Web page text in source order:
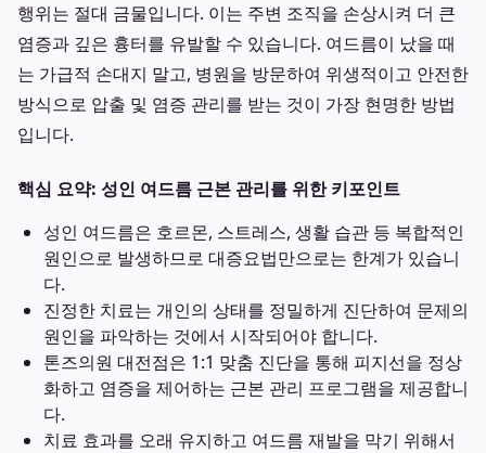
행위는 절대 금물입니다. 이는 주변 조직을 손상시켜 더 큰
염증과 깊은 흉터를 유발할 수 있습니다. 여드름이 났을 때
는 가급적 손대지 말고, 병원을 방문하여 위생적이고 안전한
방식으로 압출 및 염증 관리를 받는 것이 가장 현명한 방법
입니다.
핵심 요약: 성인 여드름 근본 관리를 위한 키포인트
성인 여드름은 호르몬, 스트레스, 생활 습관 등 복합적인
원인으로 발생하므로 대증요법만으로는 한계가 있습니
다.
진정한 치료는 개인의 상태를 정밀하게 진단하여 문제의
원인을 파악하는 것에서 시작되어야 합니다.
톤즈의원 대전점은 1:1 맞춤 진단을 통해 피지선을 정상
화하고 염증을 제어하는 근본 관리 프로그램을 제공합니
다.
치료 효과를 오래 유지하고 여드름 재발을 막기 위해서